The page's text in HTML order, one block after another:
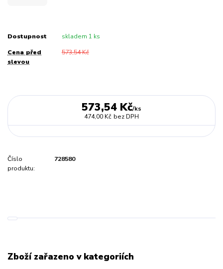
Dostupnost skladem 1 ks
Cena před
slevou
573,54 Kč
573,54 Kč/ks
474,00 Kč bez DPH
Číslo
produktu:
728580
Zboží zařazeno v kategoriích